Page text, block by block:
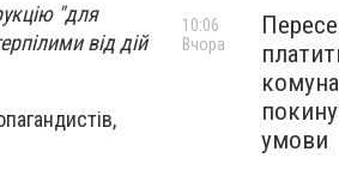
"для
від дій
умови
10:06
Вчора